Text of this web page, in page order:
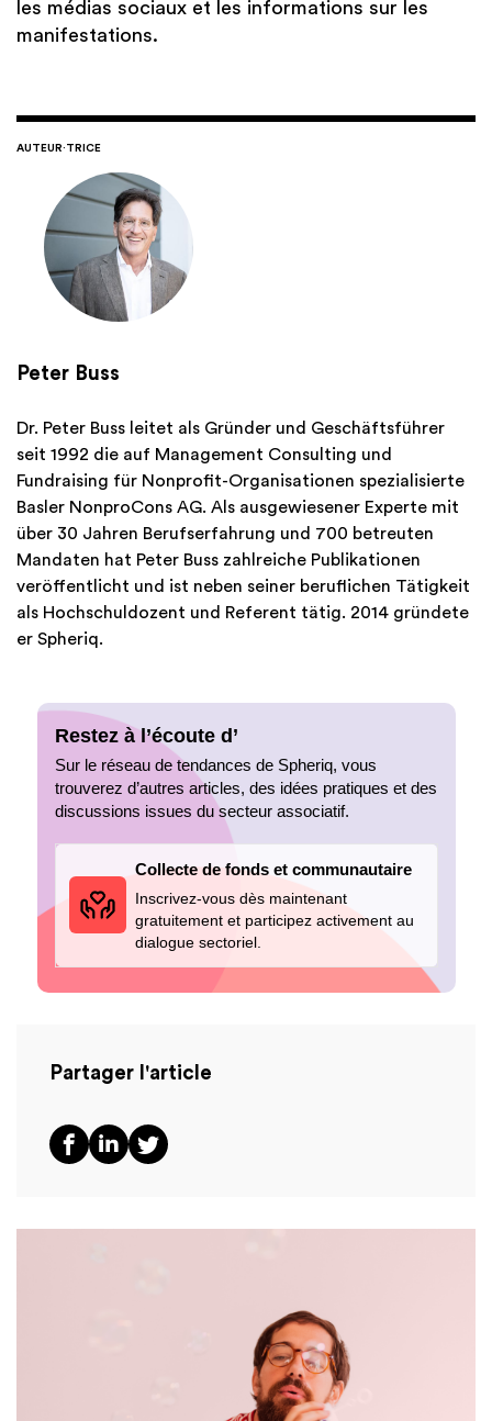
les médias sociaux et les informations sur les
manifestations.
AUTEUR·TRICE
Peter Buss
Dr. Peter Buss leitet als Gründer und Geschäftsführer
seit 1992 die auf Management Consulting und
Fundraising für Nonprofit-Organisationen spezialisierte
Basler NonproCons AG. Als ausgewiesener Experte mit
über 30 Jahren Berufserfahrung und 700 betreuten
Mandaten hat Peter Buss zahlreiche Publikationen
veröffentlicht und ist neben seiner beruflichen Tätigkeit
als Hochschuldozent und Referent tätig. 2014 gründete
er Spheriq.
Restez à l’écoute d’
Sur le réseau de tendances de Spheriq, vous
trouverez d’autres articles, des idées pratiques et des
discussions issues du secteur associatif.
Collecte de fonds et communautaire
Inscrivez-vous dès maintenant
gratuitement et participez activement au
dialogue sectoriel.
Partager l'article